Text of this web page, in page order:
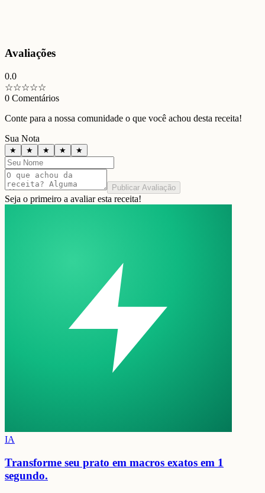
Avaliações
0.0
☆☆☆☆☆
0 Comentários
Conte para a nossa comunidade o que você achou desta receita!
Sua Nota
★ ★ ★ ★ ★
Publicar Avaliação
Seja o primeiro a avaliar esta receita!
IA
Transforme seu prato em macros exatos em 1
segundo.